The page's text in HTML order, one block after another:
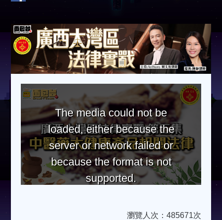
The media could not be
loaded, either because the
server or network failed or
because the format is not
supported.
瀏覽人次：485671次